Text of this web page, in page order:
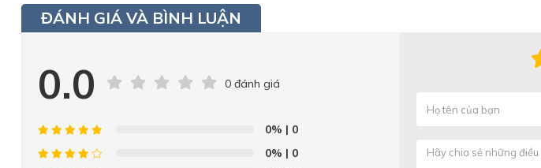
ĐÁNH GIÁ VÀ BÌNH LUẬN
0.0 0 đánh giá
0% | 0
0% | 0